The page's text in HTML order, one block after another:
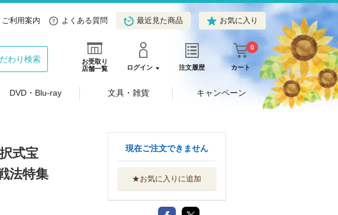
ご利用案内 よくある質問 最近見た商品 お気に入り
お受取り
店舗一覧
ログイン 注文履歴 カート
0
わり検索
DVD・Blu-ray 文具・雑貨 キャンペーン
式宝
法特集
現在ご注文できません
★お気に入りに追加